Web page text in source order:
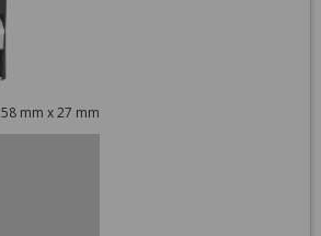
58 mm x 27 mm